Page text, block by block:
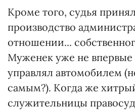
Кроме того, судья
производство
отношении...
Муженек уже не впервые
управлял автомобилем
самым?). Когда же
служительницы